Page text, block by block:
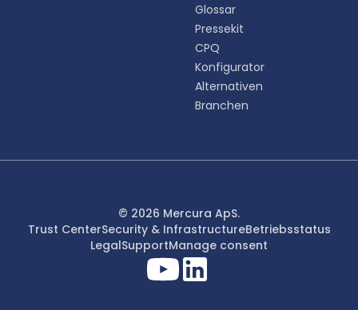
Glossar
Pressekit
CPQ
Konfigurator
Alternativen
Branchen
© 2026 Mercura ApS.
Trust CenterSecurity & InfrastructureBetriebsstatus
LegalSupportManage consent